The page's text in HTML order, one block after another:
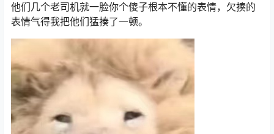
他们几个老司机就一脸你个傻子根本不懂的表情，欠揍的
表情气得我把他们猛揍了一顿。